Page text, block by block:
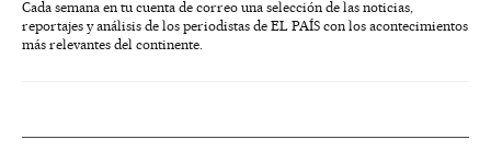
Cada semana en tu cuenta de correo una selección de las noticias,
reportajes y análisis de los periodistas de EL PAÍS con los acontecimientos
más relevantes del continente.